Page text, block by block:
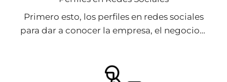
Primero esto, los perfiles en redes sociales
para dar a conocer la empresa, el negocio…